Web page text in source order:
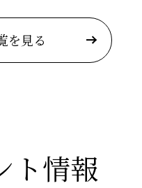
を見る
ト情報